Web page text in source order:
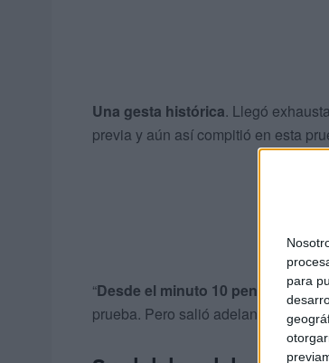
para
Una gesta histórica. Llegó
previa y aún así compitió en esta
“Desde el minuto 10 pensé en
prueba. Pero salió adelante, dando